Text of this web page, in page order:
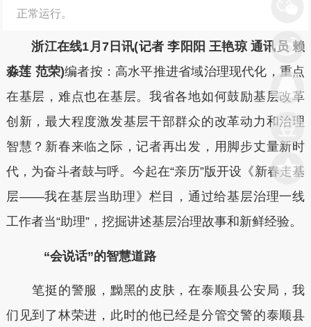
正常运行。
浙江在线1月7日讯(记者 李阳阳 王艳琼 通讯员 赖
淼莲 范荣)编者按：高水平推进省域治理现代化，重点
在基层，难点也在基层。我省各地如何鼓励基层改革
创新，最大程度激发基层干部群众的改革动力和治理
智慧？新春来临之际，记者再出发，用脚步丈量新时
代，为奋斗者鼓与呼。今起在“亲历”版开设《新春走基
层——我在基层当助理》栏目，通过给基层治理一线
工作者当“助理”，挖掘讲述基层治理故事和新鲜经验。
“会说话”的智慧道路
笔挺的警服，黝黑的皮肤，在泰顺县公安局，我
们见到了林荣进，此时的他已经是分管交警的泰顺县